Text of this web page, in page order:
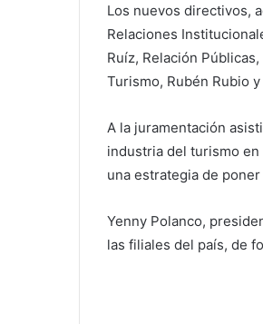
Los nuevos directivos,
Relaciones
Ruíz, Relación
Turismo, Rubén Rubio
A la juramentación
industria del turismo
una estrategia de
Yenny Polanco,
las filiales del país, de